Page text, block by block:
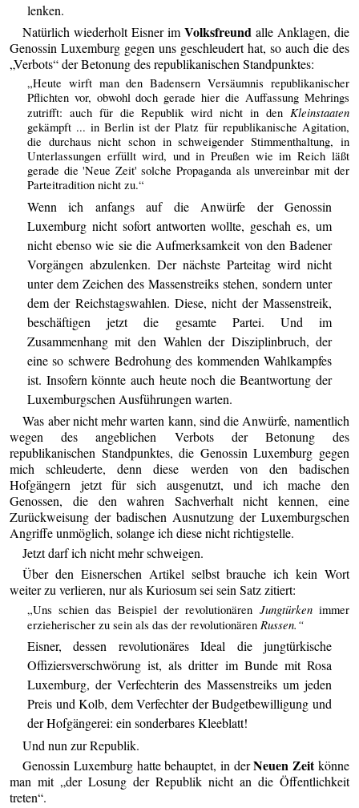
lenken.
Natürlich wiederholt Eisner im Volksfreund alle Anklagen, die
Genossin Luxemburg gegen uns geschleudert hat, so auch die des
„Verbots“ der Betonung des republikanischen Standpunktes:
„Heute wirft man den Badensern Versäumnis republikanischer
Pflichten vor, obwohl doch gerade hier die Auffassung Mehrings
zutrifft: auch für die Republik wird nicht in den Kleinstaaten
gekämpft ... in Berlin ist der Platz für republikanische Agitation,
die durchaus nicht schon in schweigender Stimmenthaltung, in
Unterlassungen erfüllt wird, und in Preußen wie im Reich läßt
gerade die 'Neue Zeit' solche Propaganda als unvereinbar mit der
Parteitradition nicht zu.“
Wenn ich anfangs auf die Anwürfe der Genossin
Luxemburg nicht sofort antworten wollte, geschah es, um
nicht ebenso wie sie die Aufmerksamkeit von den Badener
Vorgängen abzulenken. Der nächste Parteitag wird nicht
unter dem Zeichen des Massenstreiks stehen, sondern unter
dem der Reichstagswahlen. Diese, nicht der Massenstreik,
beschäftigen jetzt die gesamte Partei. Und im
Zusammenhang mit den Wahlen der Disziplinbruch, der
eine so schwere Bedrohung des kommenden Wahlkampfes
ist. Insofern könnte auch heute noch die Beantwortung der
Luxemburgschen Ausführungen warten.
Was aber nicht mehr warten kann, sind die Anwürfe, namentlich
wegen des angeblichen Verbots der Betonung des
republikanischen Standpunktes, die Genossin Luxemburg gegen
mich schleuderte, denn diese werden von den badischen
Hofgängern jetzt für sich ausgenutzt, und ich mache den
Genossen, die den wahren Sachverhalt nicht kennen, eine
Zurückweisung der badischen Ausnutzung der Luxemburgschen
Angriffe unmöglich, solange ich diese nicht richtigstelle.
Jetzt darf ich nicht mehr schweigen.
Über den Eisnerschen Artikel selbst brauche ich kein Wort
weiter zu verlieren, nur als Kuriosum sei sein Satz zitiert:
„Uns schien das Beispiel der revolutionären Jungtürkenimmer
erzieherischer zu sein als das der revolutionären Russen.“
Eisner, dessen revolutionäres Ideal die jungtürkische
Offiziersverschwörung ist, als dritter im Bunde mit Rosa
Luxemburg, der Verfechterin des Massenstreiks um jeden
Preis und Kolb, dem Verfechter der Budgetbewilligung und
der Hofgängerei: ein sonderbares Kleeblatt!
Und nun zur Republik.
Genossin Luxemburg hatte behauptet, in derNeuen Zeitkönne
man mit „der Losung der Republik nicht an die Öffentlichkeit
treten“.